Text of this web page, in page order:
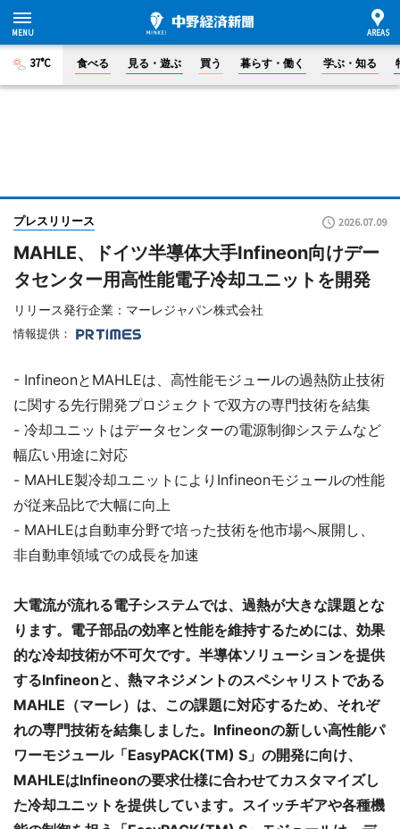
37°C 食べる 見る・遊ぶ 買う 暮らす・働く 学ぶ・知る
プレスリリース 2026.07.09
MAHLE、ドイツ半導体大手Infineon向けデー
タセンター用高性能電子冷却ユニットを開発
リリース発行企業：マーレジャパン株式会社
情報提供：
- InfineonとMAHLEは、高性能モジュールの過熱防止技術
に関する先行開発プロジェクトで双方の専門技術を結集
- 冷却ユニットはデータセンターの電源制御システムなど
幅広い用途に対応
- MAHLE製冷却ユニットによりInfineonモジュールの性能
が従来品比で大幅に向上
- MAHLEは自動車分野で培った技術を他市場へ展開し、
非自動車領域での成長を加速
大電流が流れる電子システムでは、過熱が大きな課題とな
ります。電子部品の効率と性能を維持するためには、効果
的な冷却技術が不可欠です。半導体ソリューションを提供
するInfineonと、熱マネジメントのスペシャリストである
MAHLE（マーレ）は、この課題に対応するため、それぞ
れの専門技術を結集しました。Infineonの新しい高性能パ
ワーモジュール「EasyPACK(TM) S」の開発に向け、
MAHLEはInfineonの要求仕様に合わせてカスタマイズし
た冷却ユニットを提供しています。スイッチギアや各種機